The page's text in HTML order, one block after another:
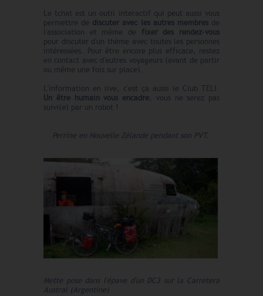
Le tchat est un outil interactif qui peut aussi vous
permettre de discuter avec les autres membresde
l'association et même de fixer des rendez-vous
pour discuter d'un thème avec toutes les personnes
intéressées. Pour être encore plus efficace, restez
en contact avec d'autres voyageurs (avant de partir
ou même une fois sur place).
L'information en live, c'est ça aussi le Club TELI.
Un être humain vous encadre, vous ne serez pas
suivi(e) par un robot !
Perrine en Nouvelle Zélande pendant son PVT.
Mette pose dans l'épave d'un DC3 sur la Carretera
Austral (Argentine)